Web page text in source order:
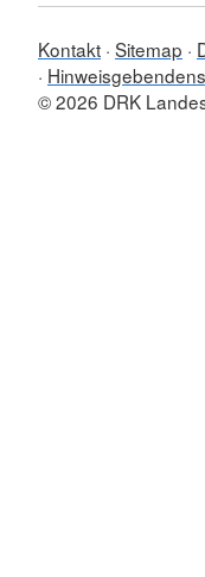
Kontakt Sitemap
© 2026 DRK